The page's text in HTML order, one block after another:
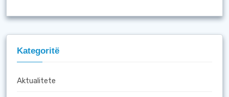
Kategoritë
Aktualitete